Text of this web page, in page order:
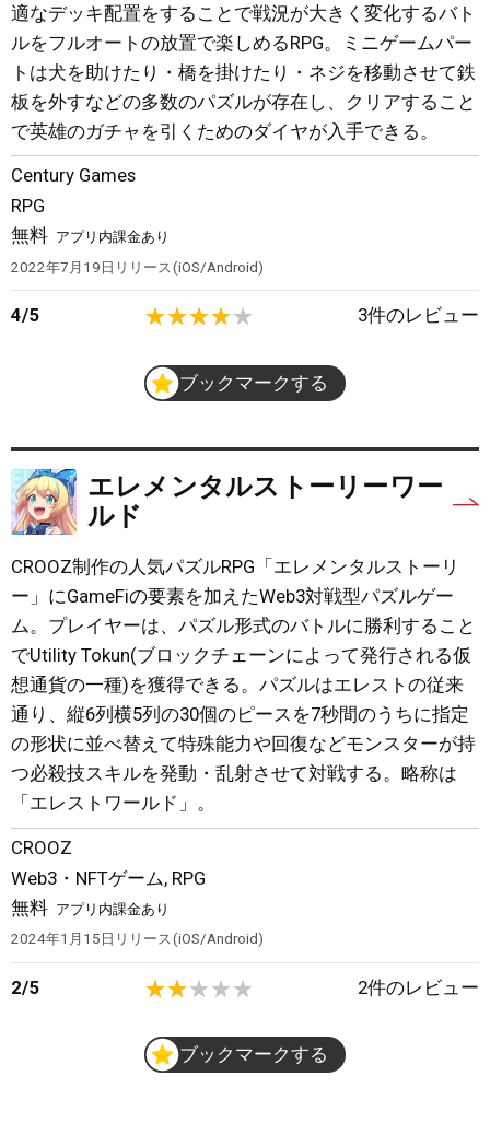
適なデッキ配置をすることで戦況が大きく変化するバト
ルをフルオートの放置で楽しめるRPG。ミニゲームパー
トは犬を助けたり・橋を掛けたり・ネジを移動させて鉄
板を外すなどの多数のパズルが存在し、クリアすること
で英雄のガチャを引くためのダイヤが入手できる。
Century Games
RPG
無料 アプリ内課金あり
2022年7月19日 リリース iOS/Android
4/5 3件のレビュー
ブックマークする
エレメンタルストーリーワー
ルド
CROOZ制作の人気パズルRPG「エレメンタルストーリ
ー」にGameFiの要素を加えたWeb3対戦型パズルゲー
ム。プレイヤーは、パズル形式のバトルに勝利すること
でUtility Tokun(ブロックチェーンによって発行される仮
想通貨の一種)を獲得できる。パズルはエレストの従来
通り、縦6列横5列の30個のピースを7秒間のうちに指定
の形状に並べ替えて特殊能力や回復などモンスターが持
つ必殺技スキルを発動・乱射させて対戦する。略称は
「エレストワールド」。
CROOZ
Web3・NFTゲーム, RPG
無料 アプリ内課金あり
2024年1月15日 リリース iOS/Android
2/5 2件のレビュー
ブックマークする